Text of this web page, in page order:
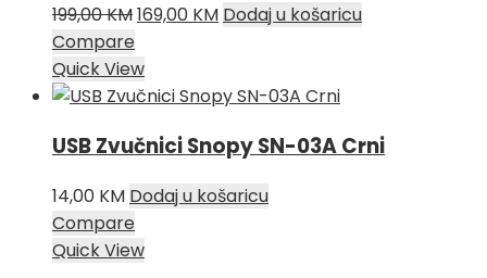
199,00KMIzvorna
bila
je:
169,00 KMTrenutna
169,00 KM.
Dodaj u košaricu
Compare
Quick View
USB Zvučnici Snopy SN-03A Crni
14,00 KM Dodaj u košaricu
Compare
Quick View